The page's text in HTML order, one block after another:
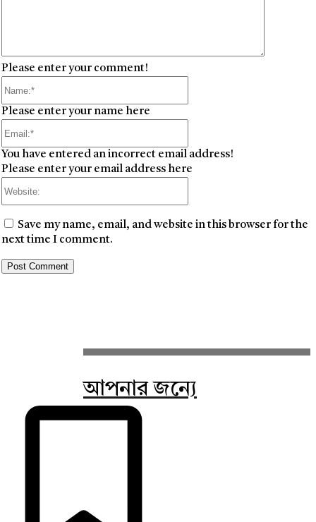
Please enter your comment!
Please enter your name here
You have entered an incorrect email address!
Please enter your email address here
Save my name, email, and website in this browser for the
next time I comment.
আপনার জন্যে